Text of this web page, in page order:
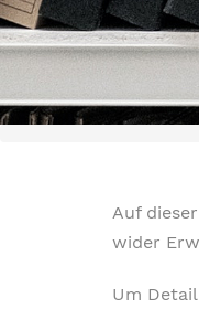
Auf
wider
Um